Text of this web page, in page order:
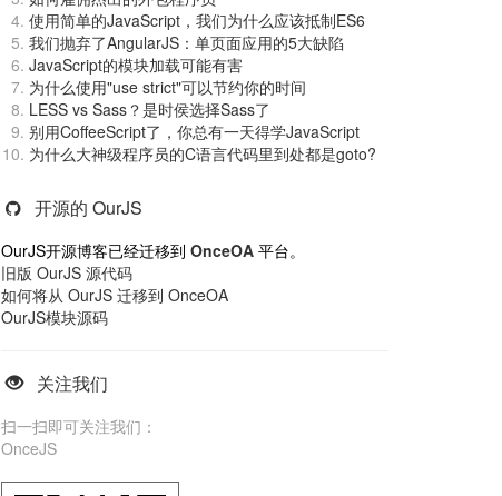
使用简单的JavaScript，我们为什么应该抵制ES6
我们抛弃了AngularJS：单页面应用的5大缺陷
JavaScript的模块加载可能有害
为什么使用"use strict"可以节约你的时间
LESS vs Sass？是时侯选择Sass了
别用CoffeeScript了，你总有一天得学JavaScript
为什么大神级程序员的C语言代码里到处都是goto?
开源的 OurJS
OurJS开源博客已经迁移到 OnceOA 平台。
旧版 OurJS 源代码
如何将从 OurJS 迁移到 OnceOA
OurJS模块源码
关注我们
扫一扫即可关注我们：
OnceJS